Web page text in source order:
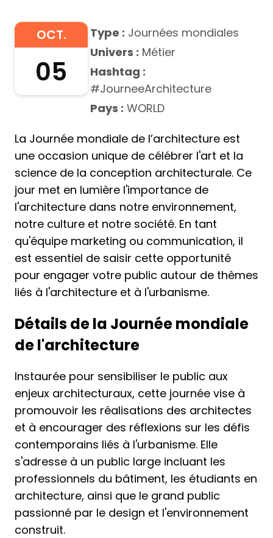
OCT.
05
Type : Journées mondiales
Univers : Métier
Hashtag :
#JourneeArchitecture
Pays : WORLD
La Journée mondiale de l’architecture est
une occasion unique de célébrer l'art et la
science de la conception architecturale. Ce
jour met en lumière l'importance de
l'architecture dans notre environnement,
notre culture et notre société. En tant
qu'équipe marketing ou communication, il
est essentiel de saisir cette opportunité
pour engager votre public autour de thèmes
liés à l'architecture et à l'urbanisme.
Détails de la Journée mondiale
de l'architecture
Instaurée pour sensibiliser le public aux
enjeux architecturaux, cette journée vise à
promouvoir les réalisations des architectes
et à encourager des réflexions sur les défis
contemporains liés à l'urbanisme. Elle
s'adresse à un public large incluant les
professionnels du bâtiment, les étudiants en
architecture, ainsi que le grand public
passionné par le design et l'environnement
construit.